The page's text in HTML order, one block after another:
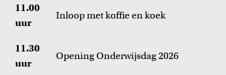
11.00
uur
Inloop met koffie en koek
11.30
uur
Opening Onderwijsdag 2026